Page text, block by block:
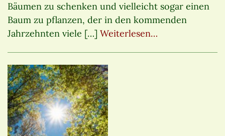
Bäumen zu schenken und vielleicht sogar einen
Baum zu pflanzen, der in den kommenden
Jahrzehnten viele […] Weiterlesen…